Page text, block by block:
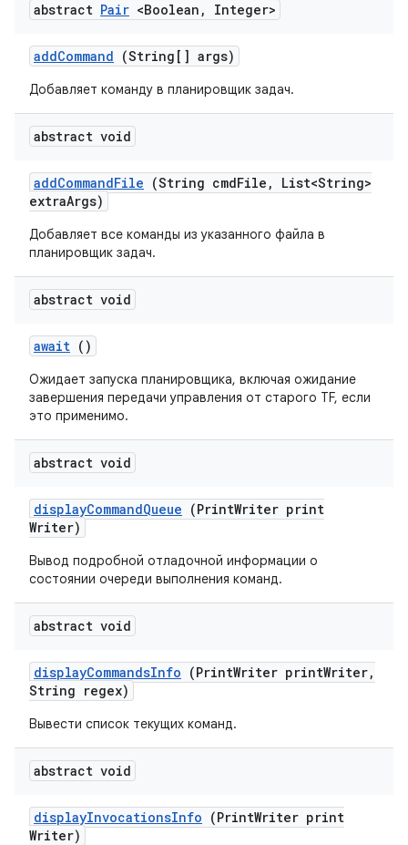
abstract Pair <Boolean , Integer>
addCommand (String[] args)
Добавляет команду в планировщик задач.
abstract void
addCommandFile (String cmdFile ,
List<String>
extraArgs)
Добавляет все команды из указанного файла в
планировщик задач.
abstract void
await ()
Ожидает запуска планировщика, включая ожидание
завершения передачи управления от старого TF, если
это применимо.
abstract void
displayCommandQueue (PrintWriter print
Writer)
Вывод подробной отладочной информации о
состоянии очереди выполнения команд.
abstract void
displayCommandsInfo (PrintWriter printWriter,
String regex)
Вывести список текущих команд.
abstract void
displayInvocationsInfo (PrintWriter print
Writer)